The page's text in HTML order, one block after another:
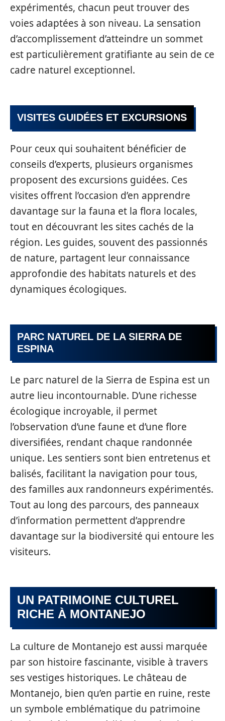
expérimentés, chacun peut trouver des
voies adaptées à son niveau. La sensation
d’accomplissement d’atteindre un sommet
est particulièrement gratifiante au sein de ce
cadre naturel exceptionnel.
VISITES GUIDÉES ET EXCURSIONS
Pour ceux qui souhaitent bénéficier de
conseils d’experts, plusieurs organismes
proposent des excursions guidées. Ces
visites offrent l’occasion d’en apprendre
davantage sur la fauna et la flora locales,
tout en découvrant les sites cachés de la
région. Les guides, souvent des passionnés
de nature, partagent leur connaissance
approfondie des habitats naturels et des
dynamiques écologiques.
PARC NATUREL DE LA SIERRA DE
ESPINA
Le parc naturel de la Sierra de Espina est un
autre lieu incontournable. D’une richesse
écologique incroyable, il permet
l’observation d’une faune et d’une flore
diversifiées, rendant chaque randonnée
unique. Les sentiers sont bien entretenus et
balisés, facilitant la navigation pour tous,
des familles aux randonneurs expérimentés.
Tout au long des parcours, des panneaux
d’information permettent d’apprendre
davantage sur la biodiversité qui entoure les
visiteurs.
UN PATRIMOINE CULTUREL
RICHE À MONTANEJO
La culture de Montanejo est aussi marquée
par son histoire fascinante, visible à travers
ses vestiges historiques. Le château de
Montanejo, bien qu’en partie en ruine, reste
un symbole emblématique du patrimoine